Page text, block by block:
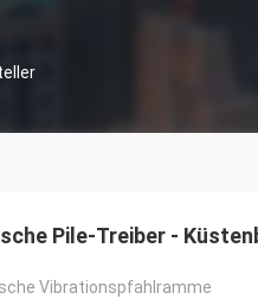
Pile-Treiber -
Vibrationspfahlramme